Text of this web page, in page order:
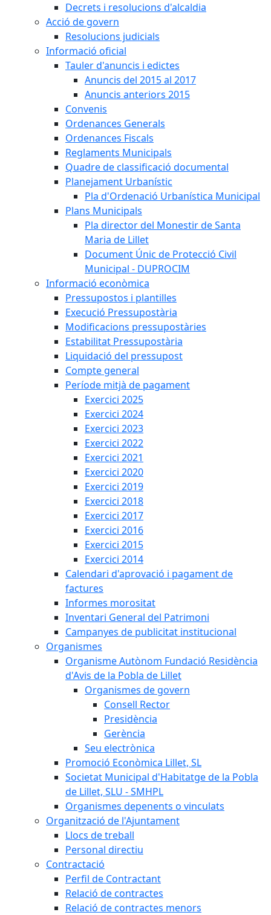
Decrets i resolucions d'alcaldia
Acció de govern
Resolucions judicials
Informació oficial
Tauler d'anuncis i edictes
Anuncis del 2015 al 2017
Anuncis anteriors 2015
Convenis
Ordenances Generals
Ordenances Fiscals
Reglaments Municipals
Quadre de classificació documental
Planejament Urbanístic
Pla d'Ordenació Urbanística Municipal
Plans Municipals
Pla director del Monestir de Santa
Maria de Lillet
Document Únic de Protecció Civil
Municipal - DUPROCIM
Informació econòmica
Pressupostos i plantilles
Execució Pressupostària
Modificacions pressupostàries
Estabilitat Pressupostària
Liquidació del pressupost
Compte general
Període mitjà de pagament
Exercici 2025
Exercici 2024
Exercici 2023
Exercici 2022
Exercici 2021
Exercici 2020
Exercici 2019
Exercici 2018
Exercici 2017
Exercici 2016
Exercici 2015
Exercici 2014
Calendari d'aprovació i pagament de
factures
Informes morositat
Inventari General del Patrimoni
Campanyes de publicitat institucional
Organismes
Organisme Autònom Fundació Residència
d'Avis de la Pobla de Lillet
Organismes de govern
Consell Rector
Presidència
Gerència
Seu electrònica
Promoció Econòmica Lillet, SL
Societat Municipal d'Habitatge de la Pobla
de Lillet, SLU - SMHPL
Organismes depenents o vinculats
Organització de l'Ajuntament
Llocs de treball
Personal directiu
Contractació
Perfil de Contractant
Relació de contractes
Relació de contractes menors